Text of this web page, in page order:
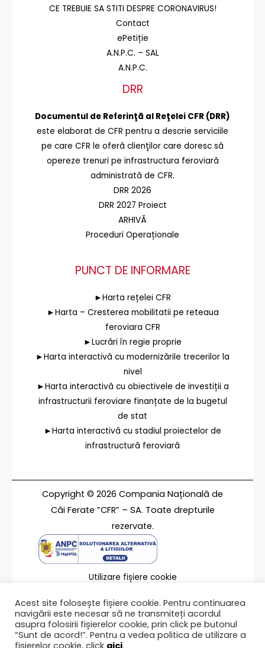
CE TREBUIE SA STITI DESPRE CORONAVIRUS!
Contact
ePetiție
A.N.P.C. – SAL
A.N.P.C.
DRR
Documentul de Referinţă al Reţelei CFR (DRR)
este elaborat de CFR pentru a descrie serviciile
pe care CFR le oferă clienţilor care doresc să
opereze trenuri pe infrastructura feroviară
administrată de CFR.
DRR 2026
DRR 2027 Proiect
ARHIVĂ
Proceduri Operaționale
PUNCT DE INFORMARE
►Harta rețelei CFR
►Harta – Cresterea mobilitatii pe reteaua
feroviara CFR
►Lucrări în regie proprie
►Harta interactivă cu modernizările trecerilor la
nivel
►Harta interactivă cu obiectivele de investiții a
infrastructurii feroviare finanțate de la bugetul
de stat
►Harta interactivă cu stadiul proiectelor de
infrastructură feroviară
Copyright © 2026 Compania Națională de
Căi Ferate ”CFR” – SA. Toate drepturile
rezervate.
Utilizare fișiere cookie
Contact
Acest site folosește fișiere cookie. Pentru continuarea
navigării este necesar să ne transmiteți acordul
asupra folosirii fișierelor cookie, prin click pe butonul
“Sunt de acord!”. Pentru a vedea politica de utilizare a
fișierelor cookie, click aici.